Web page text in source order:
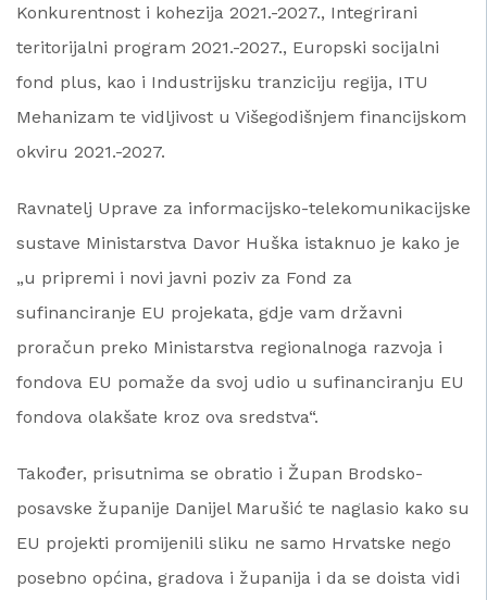
Konkurentnost i kohezija 2021.-2027., Integrirani
teritorijalni program 2021.-2027., Europski socijalni
fond plus, kao i Industrijsku tranziciju regija, ITU
Mehanizam te vidljivost u Višegodišnjem financijskom
okviru 2021.-2027.
Ravnatelj Uprave za informacijsko-telekomunikacijske
sustave Ministarstva Davor Huška istaknuo je kako je
„u pripremi i novi javni poziv za Fond za
sufinanciranje EU projekata, gdje vam državni
proračun preko Ministarstva regionalnoga razvoja i
fondova EU pomaže da svoj udio u sufinanciranju EU
fondova olakšate kroz ova sredstva“.
Također, prisutnima se obratio i Župan Brodsko-
posavske županije Danijel Marušić te naglasio kako su
EU projekti promijenili sliku ne samo Hrvatske nego
posebno općina, gradova i županija i da se doista vidi